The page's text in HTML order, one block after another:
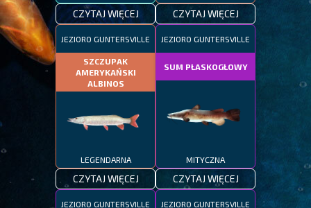
CZYTAJ WIĘCEJ CZYTAJ WIĘCEJ
JEZIORO GUNTERSVILLE
SZCZUPAK
AMERYKAŃSKI
ALBINOS
LEGENDARNA
CZYTAJ WIĘCEJ
JEZIORO GUNTERSVILLE
SUM PŁASKOGŁOWY
MITYCZNA
CZYTAJ WIĘCEJ
JEZIORO GUNTERSVILLE JEZIORO GUNTERSVILLE